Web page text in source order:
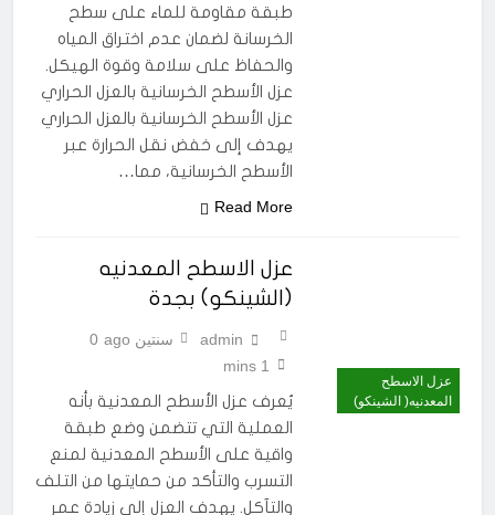
طبقة مقاومة للماء على سطح
الخرسانة لضمان عدم اختراق المياه
والحفاظ على سلامة وقوة الهيكل.
عزل الأسطح الخرسانية بالعزل الحراري
عزل الأسطح الخرسانية بالعزل الحراري
يهدف إلى خفض نقل الحرارة عبر
الأسطح الخرسانية، مما…
Read More
عزل الاسطح
المعدنيه( الشينكو)
عزل الاسطح المعدنيه
(الشينكو) بجدة
admin سنتين ago
0
1 mins
يُعرف عزل الأسطح المعدنية بأنه
العملية التي تتضمن وضع طبقة
واقية على الأسطح المعدنية لمنع
التسرب والتأكد من حمايتها من التلف
والتآكل. يهدف العزل إلى زيادة عمر